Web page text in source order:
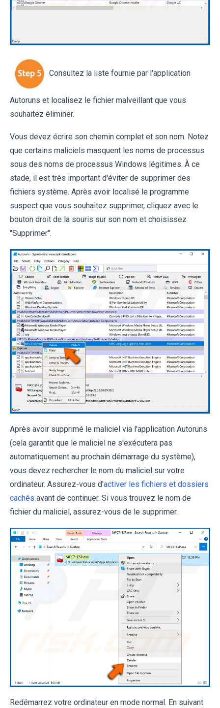
Consultez la liste fournie par l'application
Autoruns et localisez le fichier malveillant que vous
souhaitez éliminer.
Vous devez écrire son chemin complet et son nom. Notez
que certains maliciels masquent les noms de processus
sous des noms de processus Windows légitimes. À ce
stade, il est très important d'éviter de supprimer des
fichiers système. Après avoir localisé le programme
suspect que vous souhaitez supprimer, cliquez avec le
bouton droit de la souris sur son nom et choisissez
"Supprimer".
Après avoir supprimé le maliciel via l'application Autoruns
(cela garantit que le maliciel ne s'exécutera pas
automatiquement au prochain démarrage du système),
vous devez rechercher le nom du maliciel sur votre
ordinateur. Assurez-vous d'activer les fichiers et dossiers
cachés avant de continuer. Si vous trouvez le nom de
fichier du maliciel, assurez-vous de le supprimer.
Redémarrez votre ordinateur en mode normal. En suivant